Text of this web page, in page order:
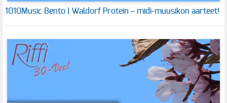
1010Music Bento | Waldorf Protein – midi-muusikon aarteet!